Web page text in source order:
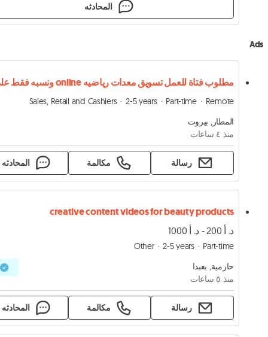
المحادثه
Ads
Sales, Retail and Cashiers 2-5 years Part-time
Remote
المطار, بيروت
منذ ٤ ساعات
رسالة مكالمة المحادثه
creative content videos for beauty products
د. أ 200 - د. أ 1000
Other 2-5 years
Part-time
حازمية, بعبدا
منذ ٥ ساعات
رسالة مكالمة المحادثه